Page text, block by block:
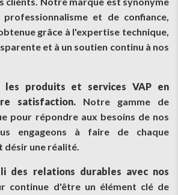
et de confiance,
grâce à l'expertise technique,
et à un soutien continu à nos
les produits et services VAP en
satisfaction. Notre gamme de
pour répondre aux besoins de nos
engageons à faire de chaque
désir une réalité.
des relations durables avec nos
continue d'être un élément clé de